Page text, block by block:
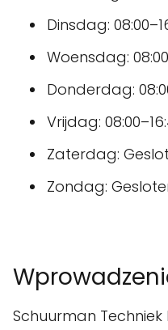
Dinsdag:
Woensdag:
Donderdag:
Vrijdag:
Zaterdag:
Zondag:
Schuurman Techniek